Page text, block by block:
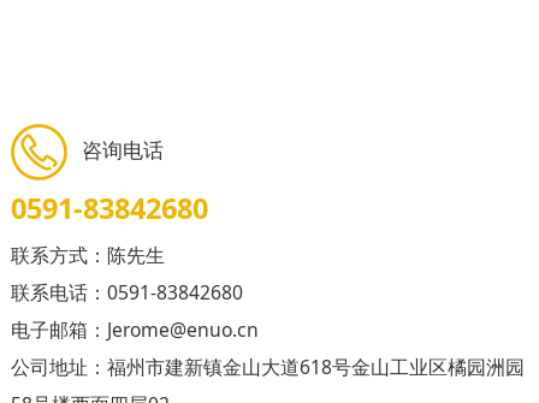
咨询电话
0591-83842680
联系方式：陈先生
联系电话：0591-83842680
电子邮箱：Jerome@enuo.cn
公司地址：福州市建新镇金山大道618号金山工业区橘园洲园